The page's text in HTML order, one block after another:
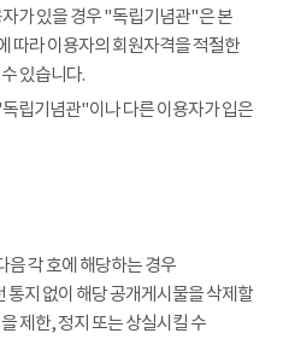
가 있을 경우 "독립기념관"은 본
따라 이용자의 회원자격을 적절한
있습니다.
립기념관"이나 다른 이용자가 입은
음 각 호에 해당하는 경우
지 없이 해당 공개게시물을 삭제할
제한, 정지 또는 상실시킬 수